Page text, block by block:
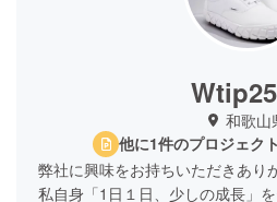
和歌山
他に1件のプロジェク
弊社に興味をお持ちいただきあり
私自身「1日１日、少しの成長」